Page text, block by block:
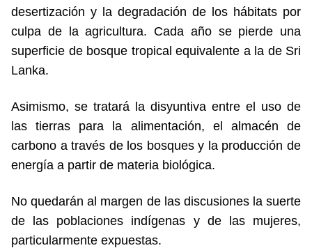
desertización y la degradación de los hábitats por
culpa de la agricultura. Cada año se pierde una
superficie de bosque tropical equivalente a la de Sri
Lanka.
Asimismo, se tratará la disyuntiva entre el uso de
las tierras para la alimentación, el almacén de
carbono a través de los bosques y la producción de
energía a partir de materia biológica.
No quedarán al margen de las discusiones la suerte
de las poblaciones indígenas y de las mujeres,
particularmente expuestas.